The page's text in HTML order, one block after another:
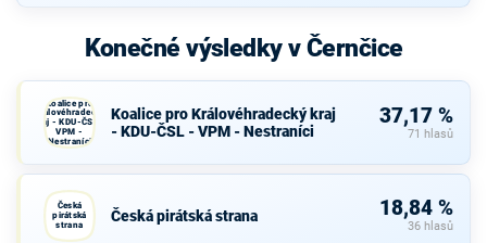
Konečné výsledky v Černčice
Koalice pro
Královéhradecký
kraj - KDU-ČSL -
VPM -
Nestraníci
Koalice pro Královéhradecký kraj
- KDU-ČSL - VPM - Nestraníci
37,17 %
71 hlasů
Česká
pirátská
strana
Česká pirátská strana 18,84 %
36 hlasů